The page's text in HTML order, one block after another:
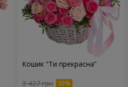
Кошик “Ти прекрасна”
3 427 грн